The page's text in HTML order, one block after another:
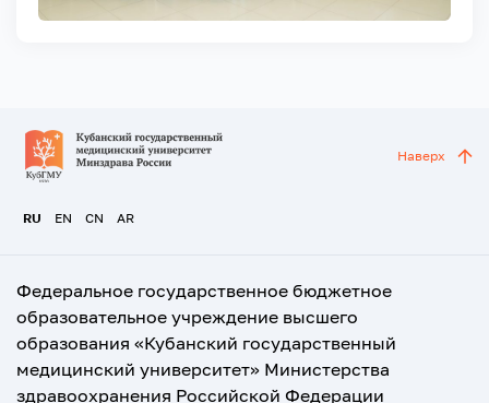
RU EN CN AR
Наверх
Федеральное государственное бюджетное
образовательное учреждение высшего
образования «Кубанский государственный
медицинский университет» Министерства
здравоохранения Российской Федерации